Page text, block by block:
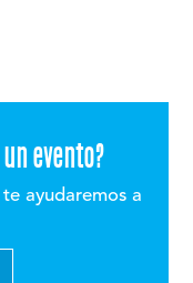
evento?
ayudaremos a